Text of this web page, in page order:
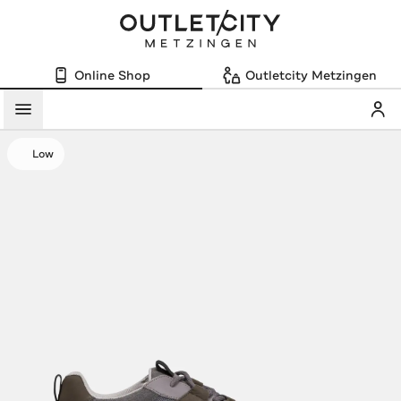
Online Shop Outletcity Metzingen
Menü
Low